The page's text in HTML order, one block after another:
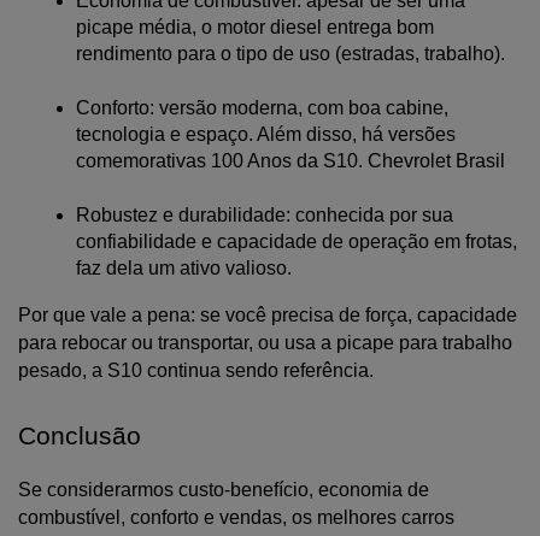
picape média, o motor diesel entrega bom
rendimento para o tipo de uso (estradas, trabalho).
Conforto: versão moderna, com boa cabine,
tecnologia e espaço. Além disso, há versões
comemorativas 100 Anos da S10. Chevrolet Brasil
Robustez e durabilidade: conhecida por sua
confiabilidade e capacidade de operação em frotas,
faz dela um ativo valioso.
Por que vale a pena: se você precisa de força, capacidade
para rebocar ou transportar, ou usa a picape para trabalho
pesado, a S10 continua sendo referência.
Conclusão
Se considerarmos custo-benefício, economia de
combustível, conforto e vendas, os melhores carros